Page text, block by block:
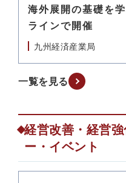
海外展開の基礎を
ラインで開催
九州経済産業局
一覧を見る
経営改善・経営
ー・イベント